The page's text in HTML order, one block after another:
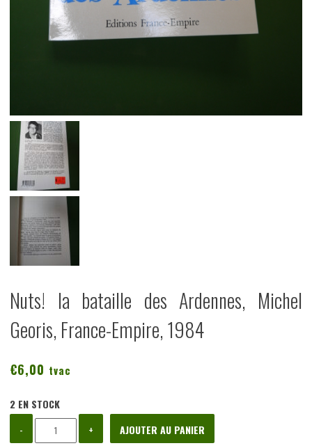
Nuts! la bataille des Ardennes, Michel
Georis, France-Empire, 1984
€6,00 tvac
2 EN STOCK
-
quantité
de
+ AJOUTER AU PANIER